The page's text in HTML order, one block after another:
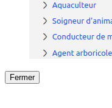
Fermer